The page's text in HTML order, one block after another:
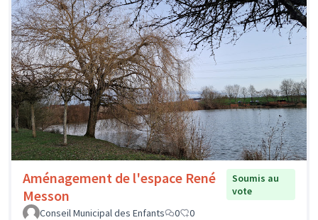
Aménagement de l'espace René
Messon
Soumis au
vote
Conseil Municipal des Enfants
0 0